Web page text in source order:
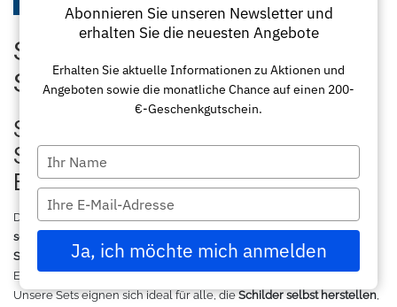
Maschinen
Schneideplotter
Laminierung
Schneidemaschinen
Laserbearbeitung
Materialien
Übersicht
Applikationsfolie
Oracal 631
Zubehör
Plottermesser
Roland
Graphtec
Textil
Poloshirts
Sweatshirt
Paketlösungen
Makerspace - FabLab
Starten Sie mit der
Schilderproduktion
Starten Sie erfolgreich in die
Schilderproduktion – Starter-Sets für
Einsteiger & Profis
Der Einstieg in dieSchilderproduktionwar noch nie so einfach. Bei
schildproduktion.de
Schilderherstellung , die optimal auf die Anforderungen von
Einsteigern, ambitionierten Anwendern und Profis abgestimmt sind.
Unsere Sets eignen sich ideal für alle, dieSchilder selbst herstellen,
Abonnieren Sie unseren Newsletter und
erhalten Sie die neuesten Angebote
Erhalten Sie aktuelle Informationen zu Aktionen und
Angeboten sowie die monatliche Chance auf einen 200-
€-Geschenkgutschein.
Type
your
name
Type
your
email
Ja, ich möchte mich anmelden